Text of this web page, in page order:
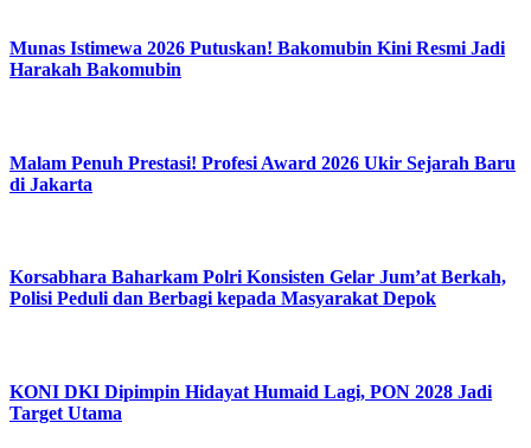
Munas Istimewa 2026 Putuskan! Bakomubin Kini Resmi Jadi
Harakah Bakomubin
Malam Penuh Prestasi! Profesi Award 2026 Ukir Sejarah Baru
di Jakarta
Korsabhara Baharkam Polri Konsisten Gelar Jum’at Berkah,
Polisi Peduli dan Berbagi kepada Masyarakat Depok
KONI DKI Dipimpin Hidayat Humaid Lagi, PON 2028 Jadi
Target Utama